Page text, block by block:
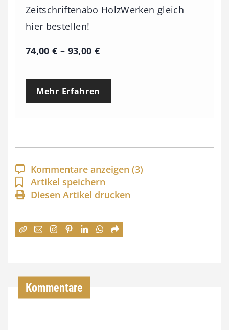
Zeitschriftenabo HolzWerken gleich
hier bestellen!
74,00€ – 93,00 €P
e
p
a
n
n
:
Mehr Erfahren
Kommentare anzeigen (3)
Artikel speichern
Diesen Artikel drucken
Kommentare